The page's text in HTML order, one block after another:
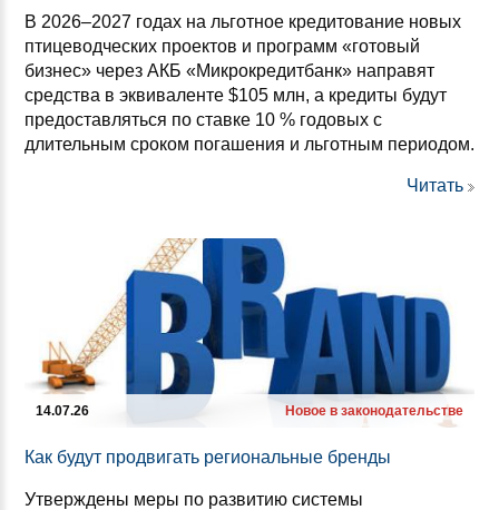
В 2026–2027 годах на льготное кредитование новых
птицеводческих проектов и программ «готовый
бизнес» через АКБ «Микрокредитбанк» направят
средства в эквиваленте $105 млн, а кредиты будут
предоставляться по ставке 10 % годовых с
длительным сроком погашения и льготным периодом.
Читать
14.07.26 Новое в законодательстве
Как бу­дут прод­ви­гать ре­ги­ональ­ные брен­ды
Утверждены меры по развитию системы